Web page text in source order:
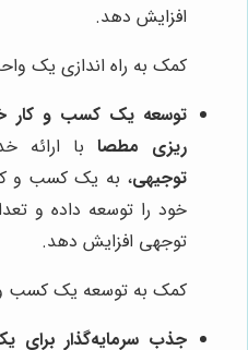
افزایش دهد.
کمک به راه اندازی یک
توسعه یک کسب و کار
ریزی مطصا با ارائه
توجیهی، به یک کسب و
خود را توسعه داده و
توجهی افزایش دهد.
کمک به توسعه یک کسب
جذب سرمایه‌گذار برای